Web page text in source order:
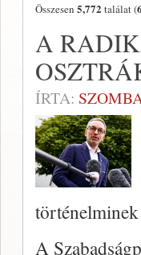
Összesen 5,772 találat (
A
ÍRTA:
A